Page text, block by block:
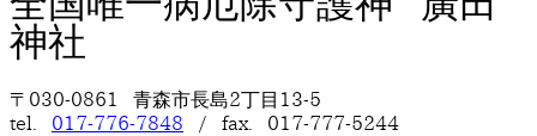
神社
〒030-0861 青森市長島2丁目13-5
tel. 017-776-7848 / fax. 017-777-5244